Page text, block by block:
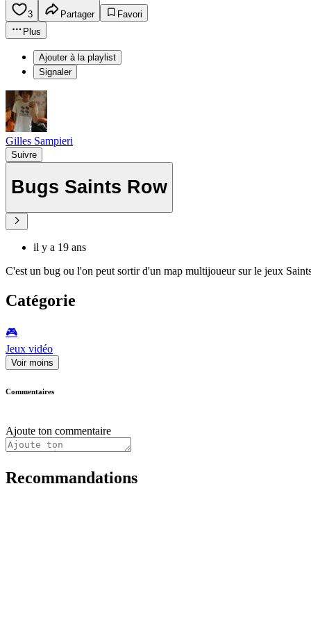
3 Partager
Favori
Plus
Ajouter à la playlist
Signaler
Gilles Sampieri
Suivre
Bugs Saints Row
il y a 19 ans
C'est un bug ou l'on peut sortir d'un map multijoueur sur le jeux
Catégorie
🎮️
Jeux vidéo
Voir moins
Commentaires
Ajoute ton commentaire
Recommandations